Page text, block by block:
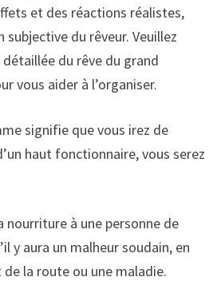
et des réactions réalistes,
subjective du rêveur. Veuillez
du rêve du grand
vous aider à l’organiser.
signifie que vous irez de
haut fonctionnaire, vous serez
nourriture à une personne de
y aura un malheur soudain, en
la route ou une maladie.